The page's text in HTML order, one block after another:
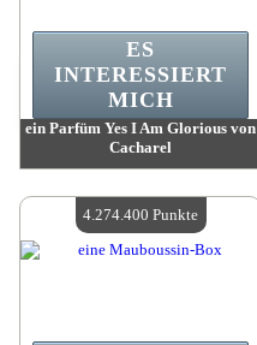
ein Parfüm Yes I Am Glorious von
Cacharel
Verfügbare Menge:4
ES
INTERESSIERT
MICH
4.274.400 Punkte